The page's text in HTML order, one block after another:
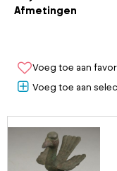
Afmetingen
Voeg toe aan
Voeg toe aan